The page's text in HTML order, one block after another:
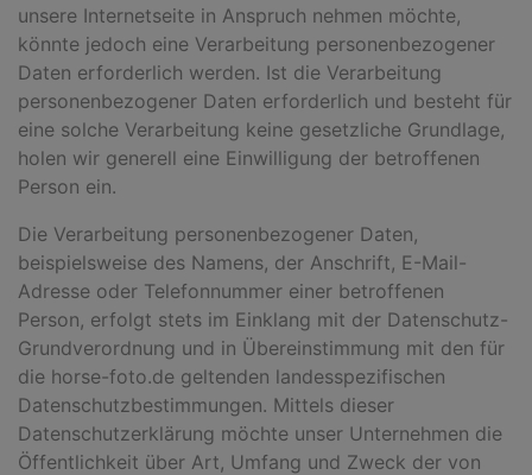
unsere Internetseite in Anspruch nehmen möchte,
könnte jedoch eine Verarbeitung personenbezogener
Daten erforderlich werden. Ist die Verarbeitung
personenbezogener Daten erforderlich und besteht für
eine solche Verarbeitung keine gesetzliche Grundlage,
holen wir generell eine Einwilligung der betroffenen
Person ein.
Die Verarbeitung personenbezogener Daten,
beispielsweise des Namens, der Anschrift, E-Mail-
Adresse oder Telefonnummer einer betroffenen
Person, erfolgt stets im Einklang mit der Datenschutz-
Grundverordnung und in Übereinstimmung mit den für
die horse-foto.de geltenden landesspezifischen
Datenschutzbestimmungen. Mittels dieser
Datenschutzerklärung möchte unser Unternehmen die
Öffentlichkeit über Art, Umfang und Zweck der von